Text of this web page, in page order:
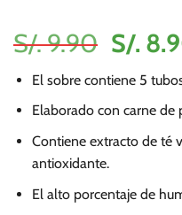
S/.9.90 El
precio
era:
S/.
S/.
El sobre contiene 5
Elaborado con carne
Contiene extracto de té
antioxidante.
El alto porcentaje de